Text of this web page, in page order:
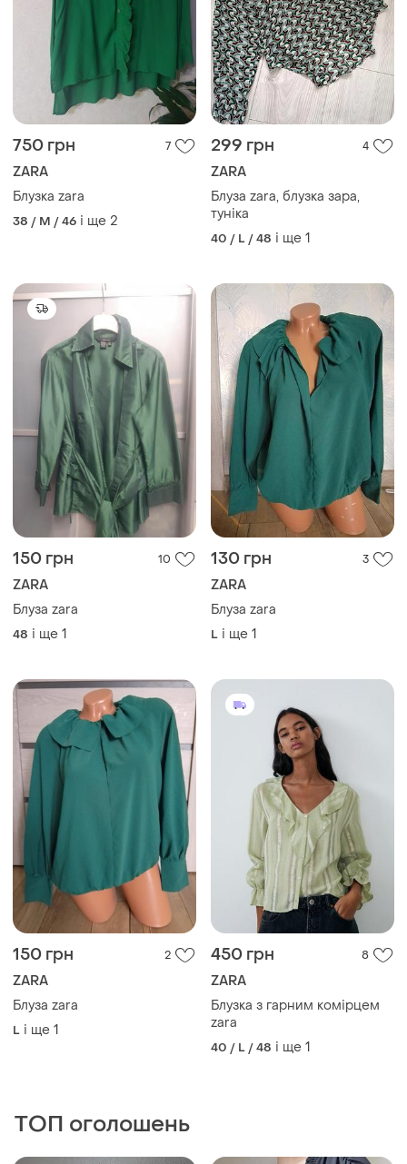
750 грн 7
ZARA
Блузка zara
38 / M / 46 і ще 2
299 грн 4
ZARA
Блуза zara, блузка зара,
туніка
40 / L / 48 і ще 1
150 грн 10
ZARA
Блуза zara
48 і ще 1
130 грн 3
ZARA
Блуза zara
L і ще 1
150 грн 2
ZARA
Блуза zara
L і ще 1
450 грн 8
ZARA
Блузка з гарним комірцем
zara
40 / L / 48 і ще 1
ТОП оголошень